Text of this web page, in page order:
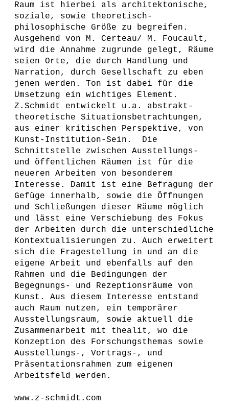
Raum ist hierbei als architektonische,
soziale, sowie theoretisch-
philosophische Größe zu begreifen.
Ausgehend von M. Certeau/ M. Foucault,
wird die Annahme zugrunde gelegt, Räume
seien Orte, die durch Handlung und
Narration, durch Gesellschaft zu eben
jenen werden. Ton ist dabei für die
Umsetzung ein wichtiges Element.
Z.Schmidt entwickelt u.a. abstrakt-
theoretische Situationsbetrachtungen,
aus einer kritischen Perspektive, von
Kunst-Institution-Sein. Die
Schnittstelle zwischen Ausstellungs-
und öffentlichen Räumen ist für die
neueren Arbeiten von besonderem
Interesse. Damit ist eine Befragung der
Gefüge innerhalb, sowie die Öffnungen
und Schließungen dieser Räume möglich
und lässt eine Verschiebung des Fokus
der Arbeiten durch die unterschiedliche
Kontextualisierungen zu. Auch erweitert
sich die Fragestellung in und an die
eigene Arbeit und ebenfalls auf den
Rahmen und die Bedingungen der
Begegnungs- und Rezeptionsräume von
Kunst. Aus diesem Interesse entstand
auch Raum nutzen, ein temporärer
Ausstellungsraum, sowie aktuell die
Zusammenarbeit mit thealit, wo die
Konzeption des Forschungsthemas sowie
Ausstellungs-, Vortrags-, und
Präsentationsrahmen zum eigenen
Arbeitsfeld werden.
www.z-schmidt.com